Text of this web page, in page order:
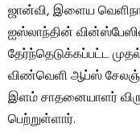
ஜான்வி, இளைய
ஐஸ்லாந்தின் வின்ஸ்பேஸில்
தேர்ந்தெடுக்கப்பட்ட
விண்வெளி ஆப்ஸ்
இளம் சாதனையாளர்
பெற்றுள்ளார்.